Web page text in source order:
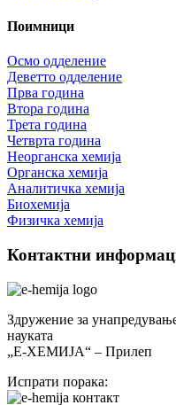
Поимници
Осмо одделение
Деветто одделение
Прва година
Втора година
Трета година
Четврта година
Неорганска хемија
Органска хемија
Аналитичка хемија
Биохемија
Физичка хемија
Контактни
Здружение за
науката
„Е-ХЕМИЈА“ – Прилеп
Испрати порака: